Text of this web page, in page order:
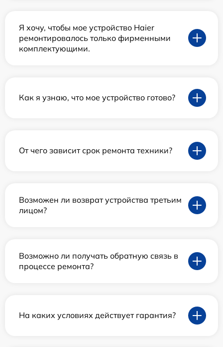
Я хочу, чтобы мое устройство Haier
ремонтировалось только фирменными
комплектующими.
Как я узнаю, что мое устройство готово?
От чего зависит срок ремонта техники?
Возможен ли возврат устройства третьим
лицом?
Возможно ли получать обратную связь в
процессе ремонта?
На каких условиях действует гарантия?